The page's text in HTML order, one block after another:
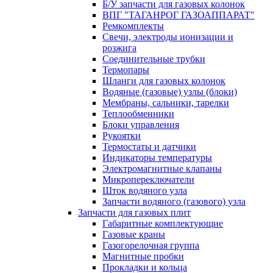
Б/У запчасти для газовых колонок
ВПГ "ТАГАНРОГ ГАЗОАППАРАТ"
Ремкомплекты
Свечи, электроды ионизации и
розжига
Соединительные трубки
Термопары
Шланги для газовых колонок
Водяные (газовые) узлы (блоки)
Мембраны, сальники, тарелки
Теплообменники
Блоки управления
Рукоятки
Термостаты и датчики
Индикаторы температуры
Электромагнитные клапаны
Микропереключатели
Шток водяного узла
Запчасти водяного (газового) узла
Запчасти для газовых плит
Габаритные комплектующие
Газовые краны
Газогорелочная группа
Магнитные пробки
Прокладки и кольца